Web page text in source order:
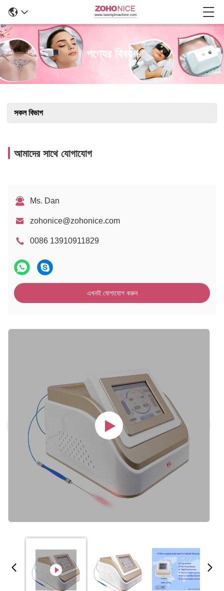
পণ্যের বিবরণ
সকল বিভাগ
আমাদের সাথে যোগাযোগ
Ms. Dan
zohonice@zohonice.com
0086 13910911829
এখনই যোগাযোগ করুন